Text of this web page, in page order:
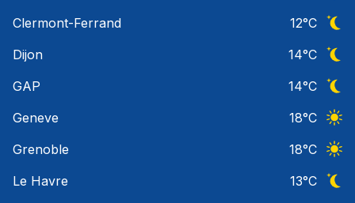
Clermont-Ferrand
12°C
Dijon
14°C
GAP
14°C
Geneve
18°C
Grenoble
18°C
Le Havre
13°C